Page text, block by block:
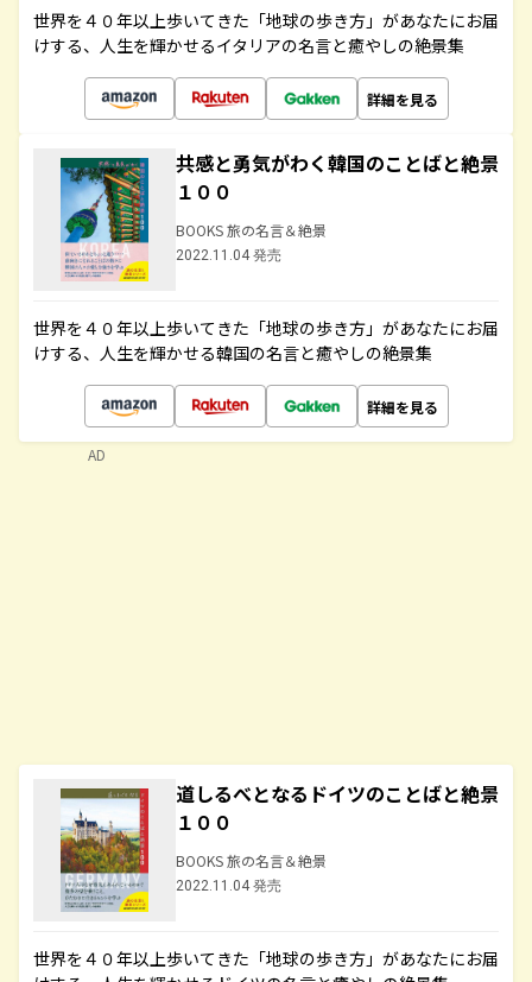
世界を４０年以上歩いてきた「地球の歩き方」があなたにお届
けする、人生を輝かせるイタリアの名言と癒やしの絶景集
詳細を見る
共感と勇気がわく韓国のことばと絶景
１００
BOOKS 旅の名言＆絶景
2022.11.04 発売
世界を４０年以上歩いてきた「地球の歩き方」があなたにお届
けする、人生を輝かせる韓国の名言と癒やしの絶景集
詳細を見る
道しるべとなるドイツのことばと絶景
１００
BOOKS 旅の名言＆絶景
2022.11.04 発売
世界を４０年以上歩いてきた「地球の歩き方」があなたにお届
AD